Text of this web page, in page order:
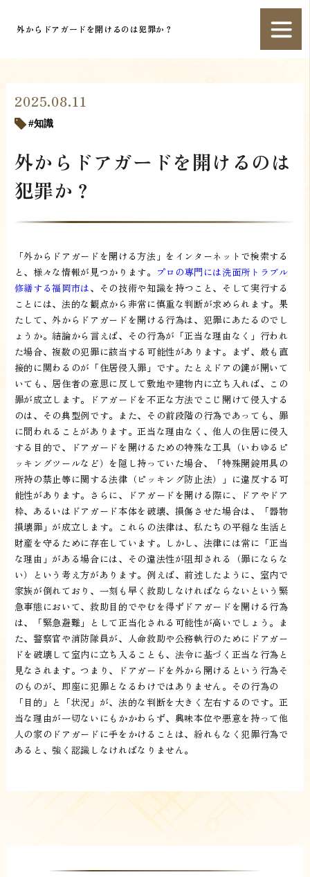
外からドアガードを開けるのは犯罪か？
2025.08.11
知識
外からドアガードを開けるのは
犯罪か？
「外からドアガードを開ける方法」をインターネットで検索する
と、様々な情報が見つかります。 プロの専門には洗面所トラブル
修繕する福岡市は、その技術や知識を持つこと、そして実行する
ことには、法的な観点から非常に慎重な判断が求められます。果
たして、外からドアガードを開ける行為は、犯罪にあたるのでし
ょうか。結論から言えば、その行為が「正当な理由なく」行われ
た場合、複数の犯罪に該当する可能性があります。まず、最も直
接的に関わるのが「住居侵入罪」です。たとえドアの鍵が開いて
いても、居住者の意思に反して敷地や建物内に立ち入れば、この
罪が成立します。ドアガードを不正な方法でこじ開けて侵入する
のは、その典型例です。また、その前段階の行為であっても、罪
に問われることがあります。正当な理由なく、他人の住居に侵入
する目的で、ドアガードを開けるための特殊な工具（いわゆるピ
ッキングツールなど）を隠し持っていた場合、「特殊開錠用具の
所持の禁止等に関する法律（ピッキング防止法）」に違反する可
能性があります。さらに、ドアガードを開ける際に、ドアやドア
枠、あるいはドアガード本体を破壊、損傷させた場合は、「器物
損壊罪」が成立します。これらの法律は、私たちの平穏な生活と
財産を守るために存在しています。しかし、法律には常に「正当
な理由」がある場合には、その違法性が阻却される（罪にならな
い）という考え方があります。例えば、前述したように、室内で
家族が倒れており、一刻も早く救助しなければならないという緊
急事態において、救助目的でやむを得ずドアガードを開ける行為
は、「緊急避難」として正当化される可能性が高いでしょう。ま
た、警察官や消防隊員が、人命救助や公務執行のためにドアガー
ドを破壊して室内に立ち入ることも、法令に基づく正当な行為と
見なされます。つまり、ドアガードを外から開けるという行為そ
のものが、即座に犯罪となるわけではありません。その行為の
「目的」と「状況」が、法的な判断を大きく左右するのです。正
当な理由が一切ないにもかかわらず、興味本位や悪意を持って他
人の家のドアガードに手をかけることは、紛れもなく犯罪行為で
あると、強く認識しなければなりません。